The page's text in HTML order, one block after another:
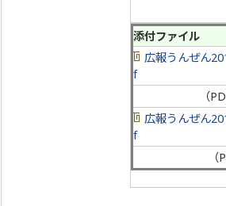
添付ファイル
広報うんぜん
f
（
広報うんぜん
f